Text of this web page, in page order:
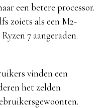
een betere processor.
zoiets als een M2-
7 aangeraden.
vinden een
het zelden